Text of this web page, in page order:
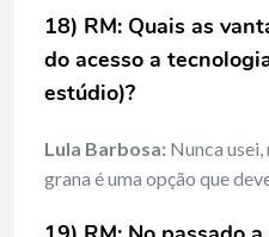
18) RM: Quais as
do acesso a
estúdio)?
Lula Barbosa: Nunca usei,
grana é uma opção que